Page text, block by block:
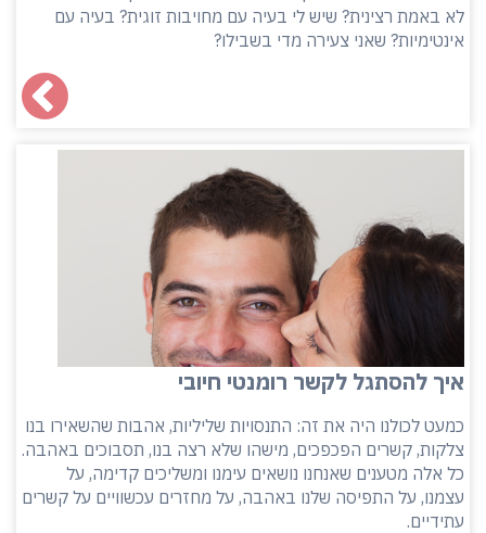
לא באמת רצינית? שיש לי בעיה עם מחויבות זוגית? בעיה עם
אינטימיות? שאני צעירה מדי בשבילו?
איך להסתגל לקשר רומנטי חיובי
כמעט לכולנו היה את זה: התנסויות שליליות, אהבות שהשאירו בנו
צלקות, קשרים הפכפכים, מישהו שלא רצה בנו, תסבוכים באהבה.
כל אלה מטענים שאנחנו נושאים עימנו ומשליכים קדימה, על
עצמנו, על התפיסה שלנו באהבה, על מחזרים עכשוויים על קשרים
עתידיים.